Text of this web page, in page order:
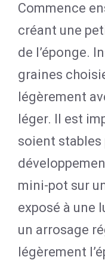
Commence
créant une
de l’éponge.
graines
légèrement
léger. Il est
soient stables
mini-pot sur
exposé à une
un arrosage
légèrement